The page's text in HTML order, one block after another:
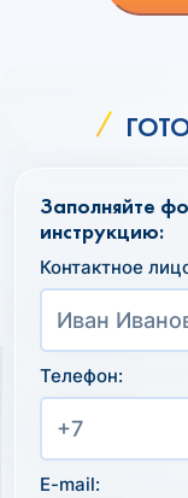
Заполняйте
инструкцию:
Контактное
Телефон:
E-mail: